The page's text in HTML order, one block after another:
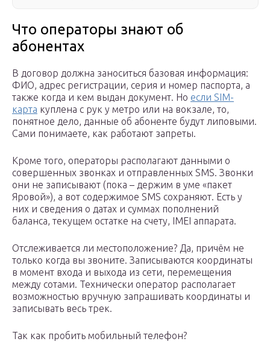
Что операторы знают об
абонентах
В договор должна заноситься базовая информация:
ФИО, адрес регистрации, серия и номер паспорта, а
также когда и кем выдан документ. Но если SIM-
карта куплена с рук у метро или на вокзале, то,
понятное дело, данные об абоненте будут липовыми.
Сами понимаете, как работают запреты.
Кроме того, операторы располагают данными о
совершенных звонках и отправленных SMS. Звонки
они не записывают (пока – держим в уме «пакет
Яровой»), а вот содержимое SMS сохраняют. Есть у
них и сведения о датах и суммах пополнений
баланса, текущем остатке на счету, IMEI аппарата.
Отслеживается ли местоположение? Да, причём не
только когда вы звоните. Записываются координаты
в момент входа и выхода из сети, перемещения
между сотами. Технически оператор располагает
возможностью вручную запрашивать координаты и
записывать весь трек.
Так как пробить мобильный телефон?